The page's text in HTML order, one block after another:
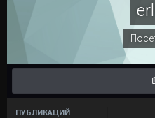
ПУБЛИКАЦИЙ